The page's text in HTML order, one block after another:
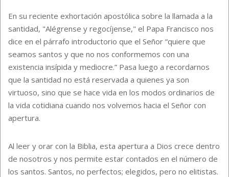
En su reciente exhortación apostólica sobre la llamada a la
santidad, "Alégrense y regocíjense," el Papa Francisco nos
dice en el párrafo introductorio que el Señor “quiere que
seamos santos y que no nos conformemos con una
existencia insípida y mediocre.” Pasa luego a recordarnos
que la santidad no está reservada a quienes ya son
virtuoso, sino que se hace vida en los modos ordinarios de
la vida cotidiana cuando nos volvemos hacia el Señor con
apertura.
Al leer y orar con la Biblia, esta apertura a Dios crece dentro
de nosotros y nos permite estar contados en el número de
los santos. Santos, no perfectos; elegidos, pero no elitistas.